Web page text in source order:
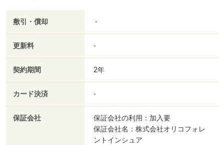
敷引・償却 -
更新料 -
契約期間 2年
カード決済 -
保証会社
保証会社の利用：加入要
保証会社名：株式会社オリコフォレ
ントインシュア